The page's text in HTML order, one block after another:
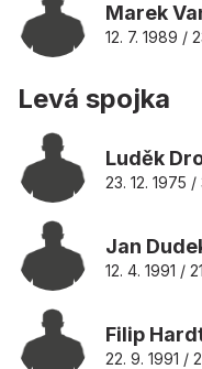
Marek
12. 7. 1989 /
Levá spojka
Luděk
23. 12. 1975
Jan
12. 4. 1991 /
Filip
22. 9. 1991 /